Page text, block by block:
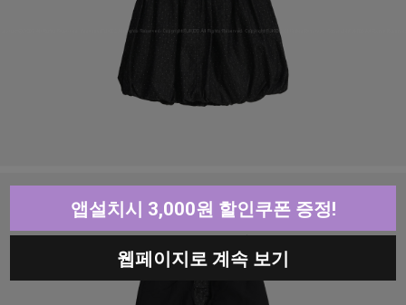
앱설치시 3,000원 할인쿠폰 증정!
웹페이지로 계속 보기